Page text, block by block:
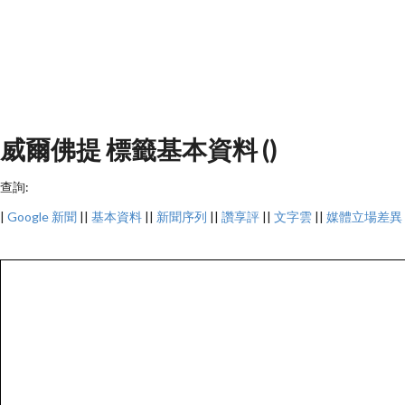
威爾佛提 標籤基本資料 ()
查詢:
| Google 新聞 || 基本資料 || 新聞序列 || 讚享評 || 文字雲 || 媒體立場差異